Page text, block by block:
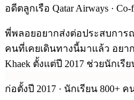
อดีตลูกเรือ Qatar Airways · Co-
พี่พลอยอยากส่งต่อประสบการ
คนที่เคยเดินทางนี้มาแล้ว อยา
Khaek ตั้งแต่ปี 2017 ช่วยนักเรี
ก่อตั้งปี 2017 · นักเรียน 800+ ค